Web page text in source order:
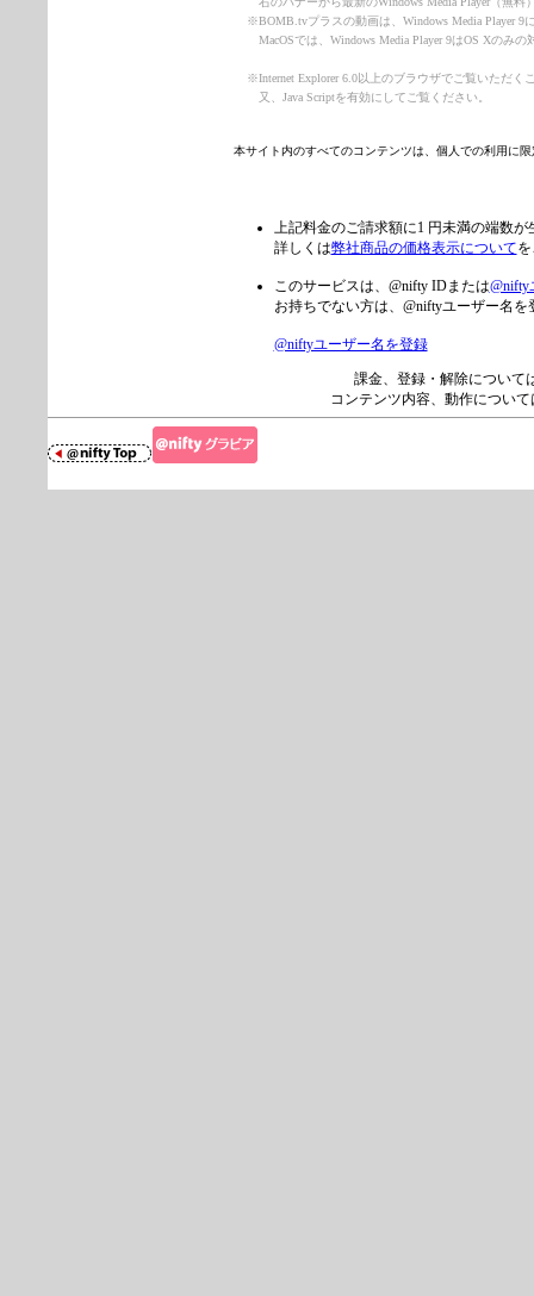
※BOMB.tvプラスの動画は、Windows Media Player 9
MacOSでは、Windows Media Player 9はOS Xのみの
※Internet Explorer 6.0以上のブラウザでご覧いただく
又、Java Scriptを有効にしてご覧ください。
本サイト内のすべてのコンテンツは、個人での利用に
上記料金のご請求額に1 円未満の端数
詳しくは弊社商品の価格表示について
このサービスは、@nifty IDまたは@nifty
お持ちでない方は、@niftyユーザー名
@niftyユーザー名を登録
課金、登録・解除について
コンテンツ内容、動作について